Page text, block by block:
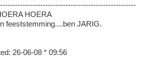
HOERA
feeststemming....ben JARIG.
26-06-08 * 09:56